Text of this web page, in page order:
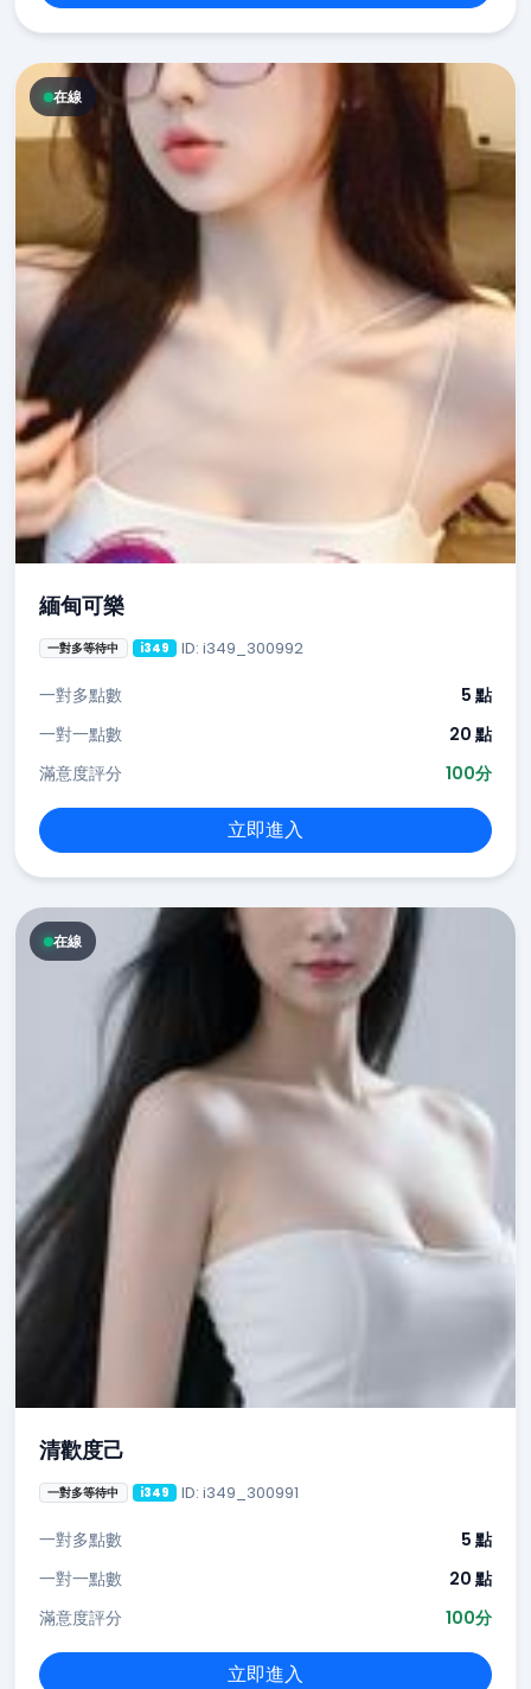
在線
緬甸可樂
一對多等待中 i349 ID: i349_300992
一對多點數
5 點
一對一點數
20 點
滿意度評分
100分
立即進入
在線
清歡度己
一對多等待中 i349 ID: i349_300991
一對多點數
5 點
一對一點數
20 點
滿意度評分
100分
立即進入